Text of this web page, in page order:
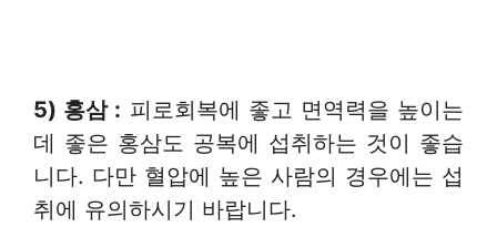
5) 홍삼 : 피로회복에 좋고 면역력을 높이는
데 좋은 홍삼도 공복에 섭취하는 것이 좋습
니다. 다만 혈압에 높은 사람의 경우에는 섭
취에 유의하시기 바랍니다.